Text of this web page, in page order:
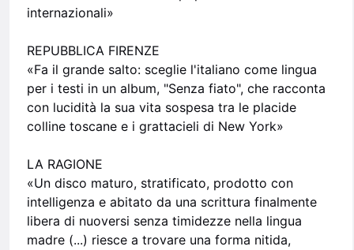
internazionali»
REPUBBLICA FIRENZE
«Fa il grande salto: sceglie l'italiano come lingua
per i testi in un album, "Senza fiato", che racconta
con lucidità la sua vita sospesa tra le placide
colline toscane e i grattacieli di New York»
LA RAGIONE
«Un disco maturo, stratificato, prodotto con
intelligenza e abitato da una scrittura finalmente
libera di nuoversi senza timidezze nella lingua
madre (...) riesce a trovare una forma nitida,